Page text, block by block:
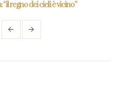
regno dei cieli è vicino”